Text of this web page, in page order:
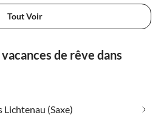
Tout Voir
de rêve dans
(Saxe)